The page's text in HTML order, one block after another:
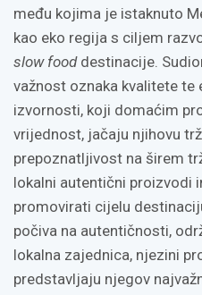
među kojima je istaknuto
kao eko regija s ciljem
slow fooddestinacije.
važnost oznaka kvalitete te
izvornosti, koji domaćim
vrijednost, jačaju njihovu
prepoznatljivost na širem
lokalni autentični proizvodi
promovirati cijelu
počiva na autentičnosti,
lokalna zajednica, njezini
predstavljaju njegov